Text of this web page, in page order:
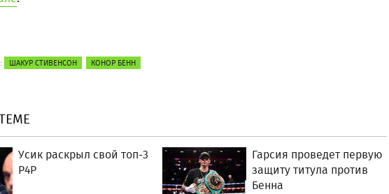
ШАКУР СТИВЕНСОН КОНОР БЕНН
Усик раскрыл свой топ-3
P4P
Гарсия проведет первую
защиту титула против
Бенна